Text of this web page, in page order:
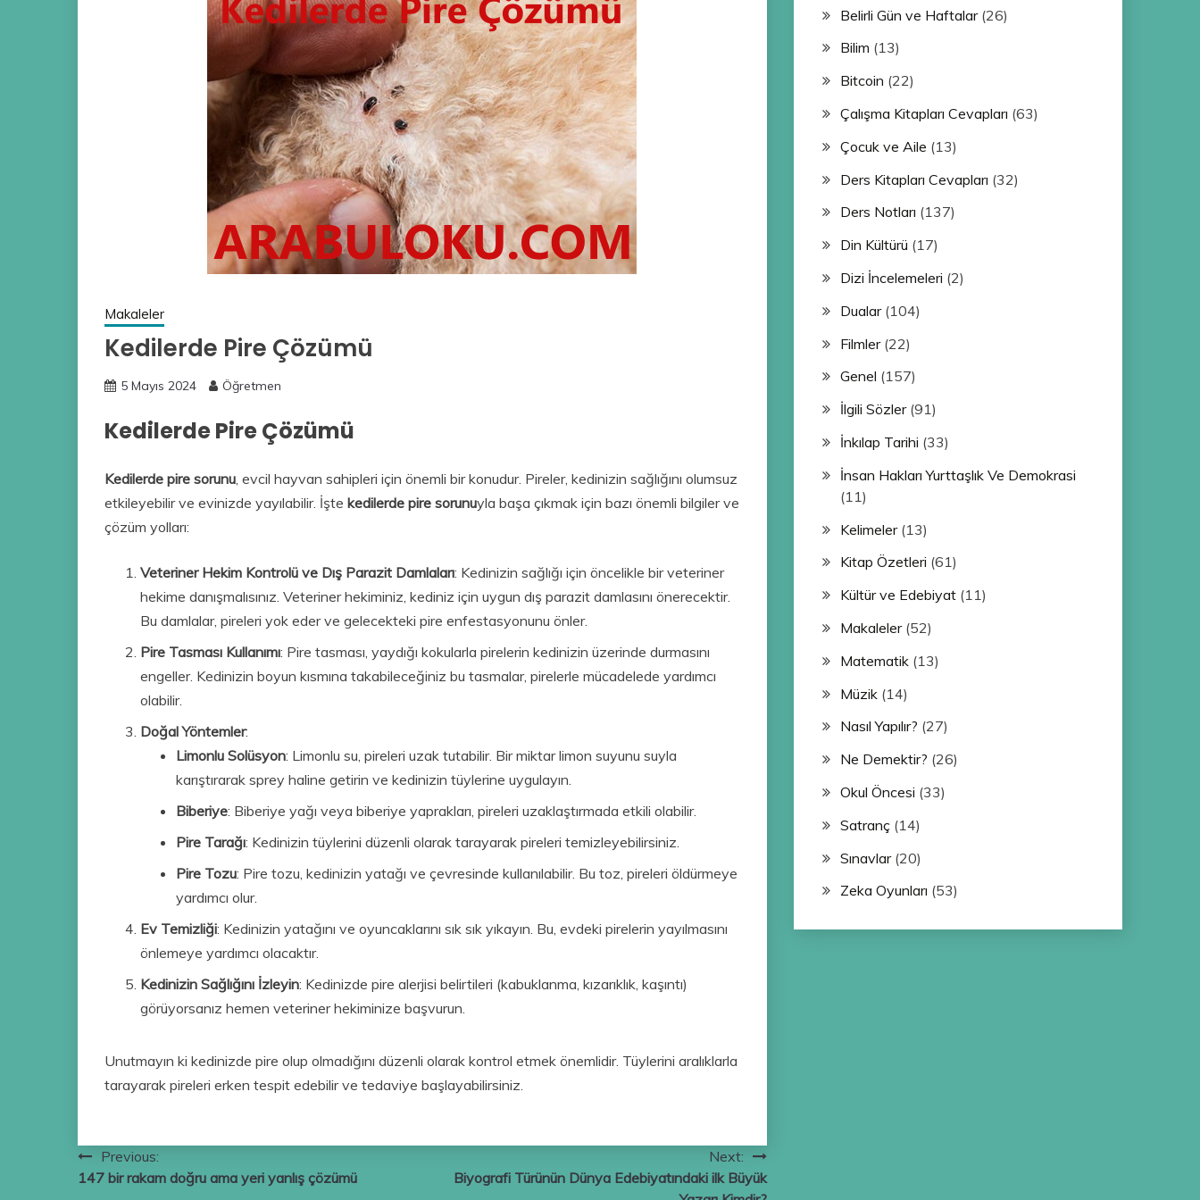
Makaleler
Kedilerde Pire Çözümü
5 Mayıs 2024 Öğretmen
Kedilerde Pire Çözümü
Kedilerde pire sorunu , evcil hayvan sahipleri için önemli bir konudur. Pireler, kedinizin sağlığını olumsuz
etkileyebilir ve evinizde yayılabilir. İşte kedilerde pire sorunuyla başa çıkmak için bazı önemli bilgiler ve
çözüm yolları:
Veteriner Hekim Kontrolü ve Dış Parazit Damlaları: Kedinizin sağlığı için öncelikle bir veteriner
hekime danışmalısınız. Veteriner hekiminiz, kediniz için uygun dış parazit damlasını önerecektir.
Bu damlalar, pireleri yok eder ve gelecekteki pire enfestasyonunu önler.
Pire Tasması Kullanımı: Pire tasması, yaydığı kokularla pirelerin kedinizin üzerinde durmasını
engeller. Kedinizin boyun kısmına takabileceğiniz bu tasmalar, pirelerle mücadelede yardımcı
olabilir.
Doğal Yöntemler:
Limonlu Solüsyon: Limonlu su, pireleri uzak tutabilir. Bir miktar limon suyunu suyla
karıştırarak sprey haline getirin ve kedinizin tüylerine uygulayın.
Biberiye: Biberiye yağı veya biberiye yaprakları, pireleri uzaklaştırmada etkili olabilir.
Pire Tarağı: Kedinizin tüylerini düzenli olarak tarayarak pireleri temizleyebilirsiniz.
Pire Tozu: Pire tozu, kedinizin yatağı ve çevresinde kullanılabilir. Bu toz, pireleri öldürmeye
yardımcı olur.
Ev Temizliği: Kedinizin yatağını ve oyuncaklarını sık sık yıkayın. Bu, evdeki pirelerin yayılmasını
önlemeye yardımcı olacaktır.
Kedinizin Sağlığını İzleyin: Kedinizde pire alerjisi belirtileri (kabuklanma, kızarıklık, kaşıntı)
görüyorsanız hemen veteriner hekiminize başvurun.
Unutmayın ki kedinizde pire olup olmadığını düzenli olarak kontrol etmek önemlidir. Tüylerini aralıklarla
tarayarak pireleri erken tespit edebilir ve tedaviye başlayabilirsiniz.
Yazı
gezinmesi
Previous:
147 bir rakam doğru ama yeri yanlış çözümü
Next:
Biyografi Türünün Dünya Edebiyatındaki ilk Büyük
Belirli Gün ve Haftalar(26)
Bilim (13)
Bitcoin (22)
Çalışma Kitapları Cevapları (63)
Çocuk ve Aile (13)
Ders Kitapları Cevapları (32)
Ders Notları (137)
Din Kültürü (17)
Dizi İncelemeleri (2)
Dualar(104)
Filmler(22)
Genel (157)
İlgili Sözler(91)
İnkılap Tarihi (33)
İnsan Hakları Yurttaşlık Ve Demokrasi
(11)
Kelimeler(13)
Kitap Özetleri (61)
Kültür ve Edebiyat(11)
Makaleler(52)
Matematik(13)
Müzik(14)
Nasıl Yapılır? (27)
Ne Demektir? (26)
Okul Öncesi (33)
Satranç(14)
Sınavlar(20)
Zeka Oyunları (53)